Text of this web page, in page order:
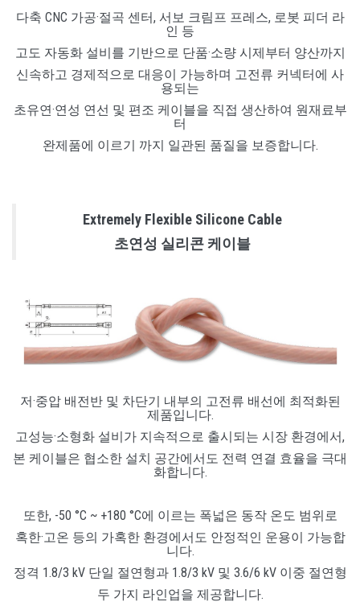
다축 CNC 가공·절곡 센터, 서보 크림프 프레스, 로봇 피더 라
인 등
고도 자동화 설비를 기반으로 단품·소량 시제부터 양산까지
신속하고 경제적으로 대응이 가능하며 고전류 커넥터에 사
용되는
초유연·연성 연선 및 편조 케이블을 직접 생산하여 원재료부
터
완제품에 이르기 까지 일관된 품질을 보증합니다.
Extremely Flexible Silicone Cable
초연성 실리콘 케이블
저·중압 배전반 및 차단기 내부의 고전류 배선에 최적화된
제품입니다.
고성능·소형화 설비가 지속적으로 출시되는 시장 환경에서,
본 케이블은 협소한 설치 공간에서도 전력 연결 효율을 극대
화합니다.
또한, -50 °C ~ +180 °C에 이르는 폭넓은 동작 온도 범위로
혹한·고온 등의 가혹한 환경에서도 안정적인 운용이 가능합
니다.
정격 1.8/3 kV 단일 절연형과 1.8/3 kV 및 3.6/6 kV 이중 절연형
두 가지 라인업을 제공합니다.